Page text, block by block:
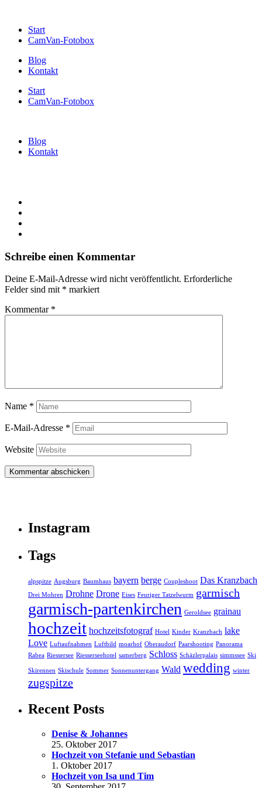
Start
CamVan-Fotobox
Blog
Kontakt
Start
CamVan-Fotobox
Blog
Kontakt
Schreibe einen Kommentar
Deine E-Mail-Adresse wird nicht veröffentlicht. Erforderliche
Felder sind mit * markiert
Kommentar *
Name *
E-Mail-Adresse *
Website
Instagram
Tags
alpspitze Augsburg Baumhaus bayern berge Coupleshoot Das Kranzbach
Drei Mohren Drohne Drone Eises Feuriger Tatzelwurm garmisch
garmisch-partenkirchen Geroldsee grainau
hochzeit hochzeitsfotograf Hotel Kinder Kranzbach lake
Love Luftaufnahmen Luftbild moarhof Oberaudorf Paarshooting Panorama
Rabea Riessersee Riesserseehotel samerberg Schloss Schäzlerpalais simmssee Ski
Skirennen Skischule Sommer Sonnenuntergang Wald wedding winter
zugspitze
Recent Posts
Denise & Johannes
25. Oktober 2017
Hochzeit von Stefanie und Sebastian
1. Oktober 2017
Hochzeit von Isa und Tim